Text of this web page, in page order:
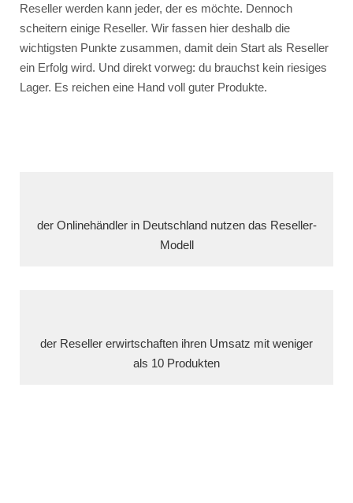
Reseller werden kann jeder, der es möchte. Dennoch
scheitern einige Reseller. Wir fassen hier deshalb die
wichtigsten Punkte zusammen, damit dein Start als Reseller
ein Erfolg wird. Und direkt vorweg: du brauchst kein riesiges
Lager. Es reichen eine Hand voll guter Produkte.
der Onlinehändler in Deutschland nutzen das Reseller-
Modell
der Reseller erwirtschaften ihren Umsatz mit weniger
als 10 Produkten